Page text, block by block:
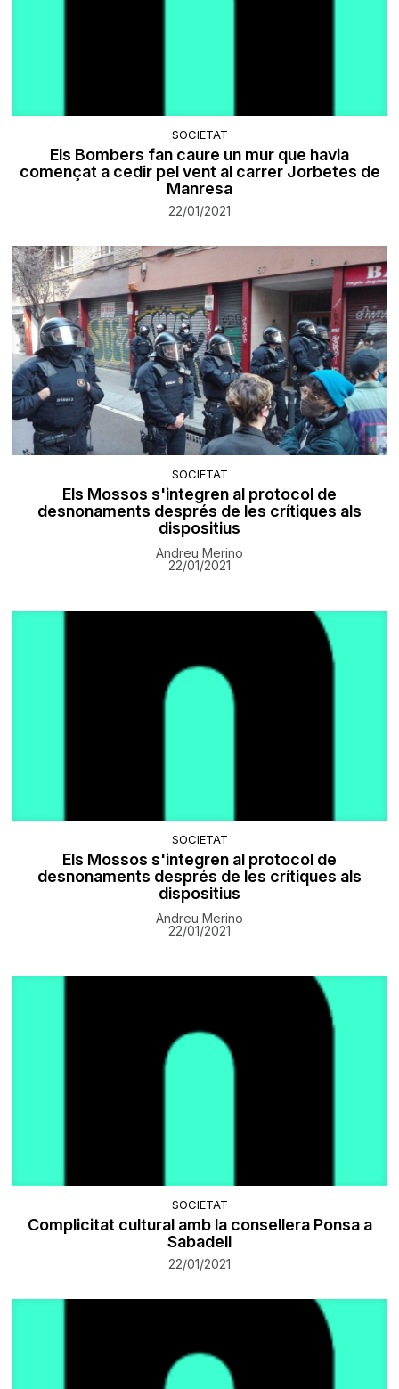
SOCIETAT
Els Bombers fan caure un mur que havia
començat a cedir pel vent al carrer Jorbetes de
Manresa
22/01/2021
SOCIETAT
Els Mossos s'integren al protocol de
desnonaments després de les crítiques als
dispositius
Andreu Merino
22/01/2021
SOCIETAT
Els Mossos s'integren al protocol de
desnonaments després de les crítiques als
dispositius
Andreu Merino
22/01/2021
SOCIETAT
Complicitat cultural amb la consellera Ponsa a
Sabadell
22/01/2021